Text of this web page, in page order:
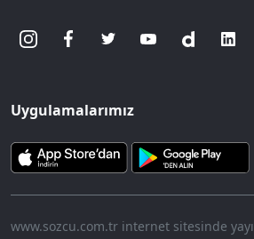
Uygulamalarımız
www.sozcu.com.tr internet sitesinde